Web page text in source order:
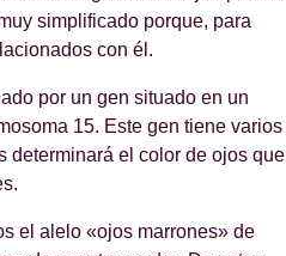
simplificado porque, para
con él.
por un gen situado en un
15. Este gen tiene varios
determinará el color de ojos que
el alelo «ojos marrones» de